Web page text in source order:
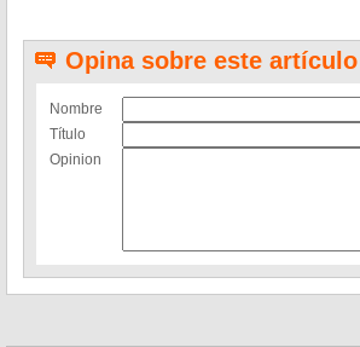
Opina sobre este artículo
Nombre
Título
Opinion